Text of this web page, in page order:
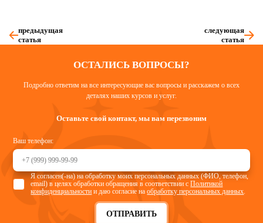
предыдущая
статья
следующая
статья
ОСТАЛИСЬ ВОПРОСЫ?
Подробно ответим на все интересующие вас вопросы и расскажем о всех
деталях наших курсов и услуг.
Оставьте свой контакт, мы вам перезвоним
Ваш телефон:
ОТПРАВИТЬ
Я согласен(-на) на обработку моих персональных данных (ФИО, телефон,
email) в целях обработки обращения в соответствии сПолитикой
конфиденциальности и даю согласие наобработку персональных данных.